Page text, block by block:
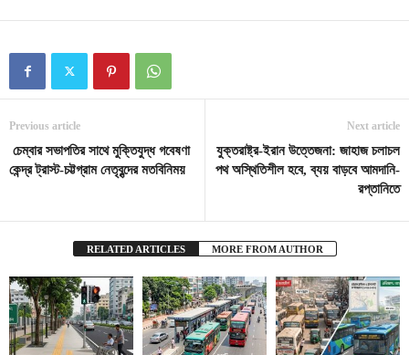
Previous article
চেম্বার সভাপতির সাথে মুক্তিযুদ্ধ গবেষণা
কেন্দ্র ট্রাস্ট-চট্টগ্রাম নেতৃবৃন্দের মতবিনিময়
Next article
যুক্তরাষ্ট্র-ইরান উত্তেজনা: জাহাজ চলাচল
পথ অস্থিতিশীল হবে, ব্যয় বাড়বে আমদানি-
রপ্তানিতে
RELATED ARTICLES MORE FROM AUTHOR